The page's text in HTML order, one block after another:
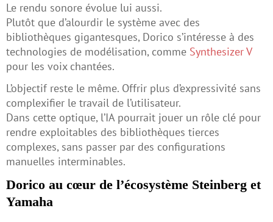
Le rendu sonore évolue lui aussi.
Plutôt que d’alourdir le système avec des
bibliothèques gigantesques, Dorico s’intéresse à des
technologies de modélisation, comme Synthesizer V
pour les voix chantées.
L’objectif reste le même. Offrir plus d’expressivité sans
complexifier le travail de l’utilisateur.
Dans cette optique, l’IA pourrait jouer un rôle clé pour
rendre exploitables des bibliothèques tierces
complexes, sans passer par des configurations
manuelles interminables.
Dorico au cœur de l’écosystème Steinberg et
Yamaha